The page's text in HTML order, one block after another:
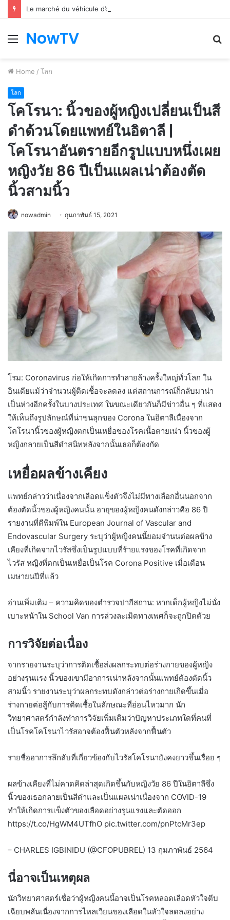
Le marché du véhicule d’occasion en plein essor
Menu
NowTV
Home / โลก
โลก
โคโรนา: นิ้วของผู้หญิงเปลี่ยนเป็นสี
ดำด้วนโดยแพทย์ในอิตาลี |
โคโรนาอันตรายอีกรูปแบบหนึ่งเผย
หญิงวัย 86 ปีเป็นแผลเน่าต้องตัด
นิ้วสามนิ้ว
nowadmin กุมภาพันธ์ 15, 2021
โรม: Coronavirus ก่อให้เกิดการทำลายล้างครั้งใหญ่ทั่วโลก ใน
อินเดียแม้ว่าจำนวนผู้ติดเชื้อจะลดลง แต่สถานการณ์ก็กลับมาน่า
เป็นห่วงอีกครั้งในบางประเทศ ในขณะเดียวกันก็มีข่าวอื่น ๆ ที่แสดง
ให้เห็นถึงรูปลักษณ์ที่น่าขนลุกของ Corona ในอิตาลีเนื่องจาก
โคโรนานิ้วของผู้หญิงตกเป็นเหยื่อของโรคเนื้อตายเน่า นิ้วของผู้
หญิงกลายเป็นสีดำสนิทหลังจากนั้นเธอก็ต้องกัด
เหยื่อผลข้างเคียง
แพทย์กล่าวว่าเนื่องจากเลือดแข็งตัวจึงไม่มีทางเลือกอื่นนอกจาก
ต้องตัดนิ้วของผู้หญิงคนนั้น อายุของผู้หญิงคนดังกล่าวคือ 86 ปี
รายงานที่ตีพิมพ์ใน European Journal of Vascular and
Endovascular Surgery ระบุว่าผู้หญิงคนนี้ยอมจำนนต่อผลข้าง
เคียงที่เกิดจากไวรัสซึ่งเป็นรูปแบบที่ร้ายแรงของโรคที่เกิดจาก
ไวรัส หญิงที่ตกเป็นเหยื่อเป็นโรค Corona Positive เมื่อเดือน
เมษายนปีที่แล้ว
อ่านเพิ่มเติม – ความคิดของตำรวจปากีสถาน: หากเด็กผู้หญิงไม่นั่ง
เบาะหน้าใน School Van การล่วงละเมิดทางเพศก็จะถูกปิดด้วย
การวิจัยต่อเนื่อง
จากรายงานระบุว่าการติดเชื้อส่งผลกระทบต่อร่างกายของผู้หญิง
อย่างรุนแรง นิ้วของเขามีอาการเน่าหลังจากนั้นแพทย์ต้องตัดนิ้ว
สามนิ้ว รายงานระบุว่าผลกระทบดังกล่าวต่อร่างกายเกิดขึ้นเมื่อ
ร่างกายต่อสู้กับการติดเชื้อในลักษณะที่อ่อนไหวมาก นัก
วิทยาศาสตร์กำลังทำการวิจัยเพิ่มเติมว่าปัญหาประเภทใดที่คนที่
เป็นโรคโคโรนาไวรัสอาจต้องฟื้นตัวหลังจากฟื้นตัว
รายชื่ออาการลึกลับที่เกี่ยวข้องกับไวรัสโคโรนายังคงยาวขึ้นเรื่อย ๆ
ผลข้างเคียงที่ไม่คาดคิดล่าสุดเกิดขึ้นกับหญิงวัย 86 ปีในอิตาลีซึ่ง
นิ้วของเธอกลายเป็นสีดำและเป็นแผลเน่าเนื่องจาก COVID-19
ทำให้เกิดการแข็งตัวของเลือดอย่างรุนแรงและตัดออก
https://t.co/HgWM4UTfhO pic.twitter.com/pnPtcMr3ep
– CHARLES IGBINIDU (@CFOPUBREL) 13 กุมภาพันธ์ 2564
นี่อาจเป็นเหตุผล
นักวิทยาศาสตร์เชื่อว่าผู้หญิงคนนี้อาจเป็นโรคหลอดเลือดหัวใจตีบ
เฉียบพลันเนื่องจากการไหลเวียนของเลือดในหัวใจลดลงอย่าง